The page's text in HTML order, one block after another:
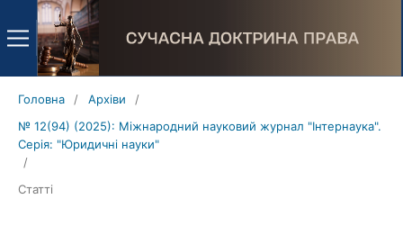
Головна / Архіви
/
№ 12(94) (2025): Міжнародний науковий журнал "Інтернаука".
Серія: "Юридичні науки"
/
Статті